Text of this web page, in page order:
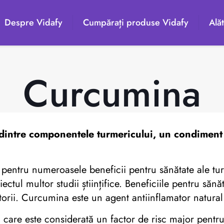
Despre Vidafy Cumpărați produse Vidafy
Curcumina
componentele turmericului, un
numeroasele beneficii pentru sănătate ale
multor studii științifice. Beneficiile pentru
Curcumina este un agent antiinflamator
este considerată un factor de risc major